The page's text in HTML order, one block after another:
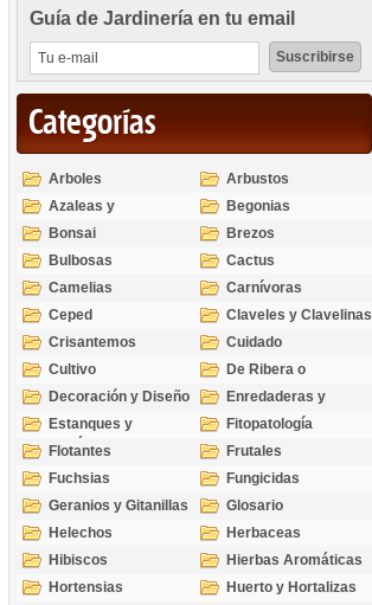
Guía de Jardinería en tu email
Categorías
Arboles
Arbustos
Azaleas y
Rododendros
Begonias
Bonsai
Brezos
Bulbosas
Cactus
Camelias
Carnívoras
Ceped
Claveles y Clavelinas
Crisantemos
Cuidado
Cultivo
De Ribera o
Palustres
Decoración y Diseño
Enredaderas y
cubresuelos
Estanques y
Acuáticas
Fitopatología
Flotantes
Frutales
Fuchsias
Fungicidas
Geranios y Gitanillas
Glosario
Helechos
Herbaceas
Hibiscos
Hierbas Aromáticas
Hortensias
Huerto y Hortalizas